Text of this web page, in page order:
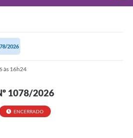
2026
às 16h24
1078/2026
ENCERRADO